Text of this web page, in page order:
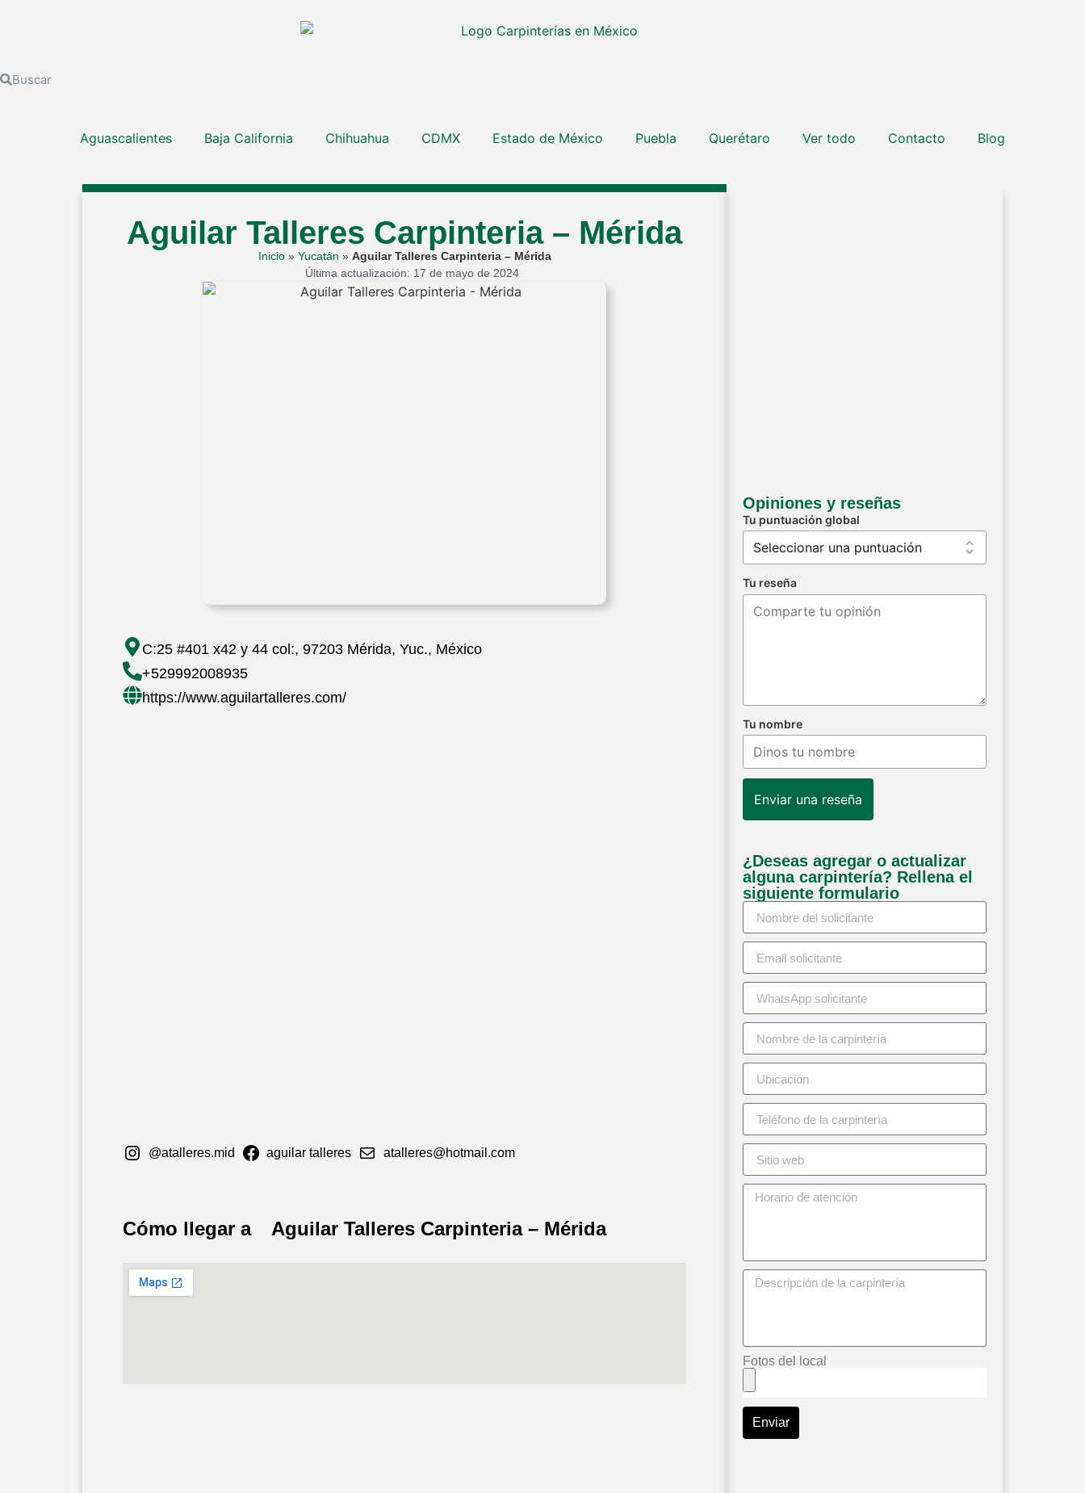
Aguascalientes Baja California Chihuahua CDMX Estado de México Puebla Querétaro Ver todo Contacto Blog
Aguilar Talleres Carpinteria – Mérida
Inicio» Yucatán » Aguilar Talleres Carpinteria – Mérida
Última actualización: 17 de mayo de 2024
C:25 #401 x42 y 44 col:, 97203 Mérida, Yuc., México
+529992008935
https://www.aguilartalleres.com/
@atalleres.mid aguilar talleres atalleres@hotmail.com
Cómo llegar a Aguilar Talleres Carpinteria – Mérida
Opiniones y reseñas
Tu puntuación global
Tu reseña
Tu nombre
Enviar una reseña
¿Deseas agregar o actualizar
alguna carpintería? Rellena el
siguiente formulario
Fotos del local
Enviar